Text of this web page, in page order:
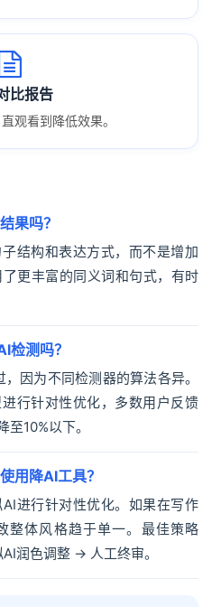
比报告
观看到降低效果。
果吗？
结构和表达方式，而不是增加
更丰富的同义词和句式，有时
检测吗？
因为不同检测器的算法各异。
行针对性优化，多数用户反馈
10%以下。
用降AI工具？
进行针对性优化。如果在写作
整体风格趋于单一。最佳策略
润色调整 → 人工终审。